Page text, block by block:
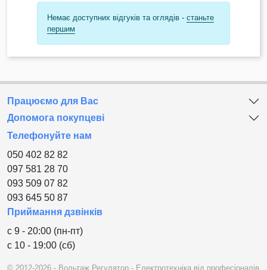
Немає доступних відгуків та оглядів - станьте
першим
Працюємо для Вас
Допомога покупцеві
Телефонуйте нам
050 402 82 82
097 581 28 70
093 509 07 82
093 645 50 87
Приймання дзвінків
с 9 - 20:00 (пн-пт)
с 10 - 19:00 (сб)
© 2012-2026 - Вольтаж Регулятор - Електротехніка від професіоналів